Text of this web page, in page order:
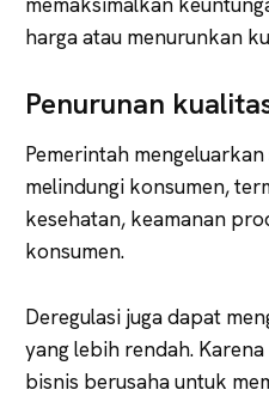
harga atau menurunkan
Penurunan
Pemerintah
melindungi konsumen,
kesehatan, keamanan
konsumen.
Deregulasi juga dapat
yang lebih rendah.
bisnis berusaha untuk